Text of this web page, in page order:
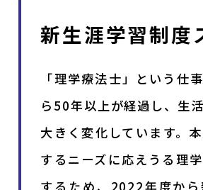
新生涯学習制度
「理学療法士」という仕
ら50年以上が経過し、生
大きく変化しています。
するニーズに応えうる理
するため、2022年度か